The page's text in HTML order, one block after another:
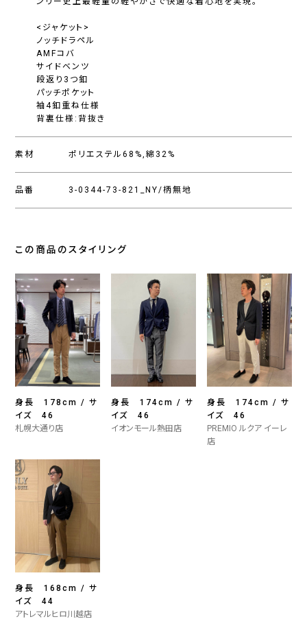
<ジャケット>
ノッチドラペル
AMFコバ
サイドベンツ
段返り3つ釦
パッチポケット
袖4釦重ね仕様
背裏仕様:背抜き
素材 ポリエステル68%,綿32%
品番 3-0344-73-821_NY/柄無地
この商品のスタイリング
身長 178cm / サ
イズ 46
札幌大通り店
身長 174cm / サ
イズ 46
イオンモール熱田店
身長 174cm / サ
イズ 46
PREMIO ルクア イーレ
店
身長 168cm / サ
イズ 44
アトレマルヒロ川越店